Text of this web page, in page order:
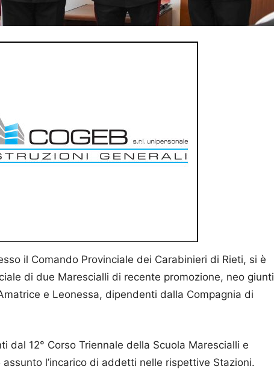
il Comando Provinciale dei Carabinieri di Rieti, si è
di due Marescialli di recente promozione, neo giunti
e Leonessa, dipendenti dalla Compagnia di
dal 12° Corso Triennale della Scuola Marescialli e
l’incarico di addetti nelle rispettive Stazioni.